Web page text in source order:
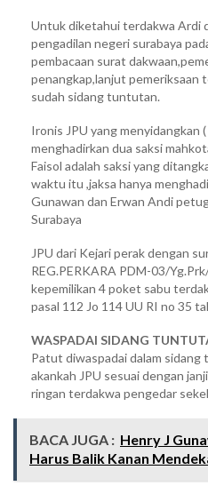
Untuk diketahui terdakwa Ardi
pengadilan negeri surabaya
pembacaan surat
penangkap,lanjut pemeriksaan
sudah sidang tuntutan.
Ironis JPU yang menyidangkan
menghadirkan dua saksi
Faisol adalah saksi yang
waktu itu ,jaksa hanya
Gunawan dan Erwan Andi
Surabaya
JPU dari Kejari perak dengan
REG.PERKARA PDM-03/
kepemilikan 4 poket sabu
pasal 112 Jo 114 UU RI no 35
WASPADAI SIDANG
Patut diwaspadai dalam
akankah JPU sesuai dengan
ringan terdakwa pengedar
BACA JUGA : Henry J
Harus Balik Kanan